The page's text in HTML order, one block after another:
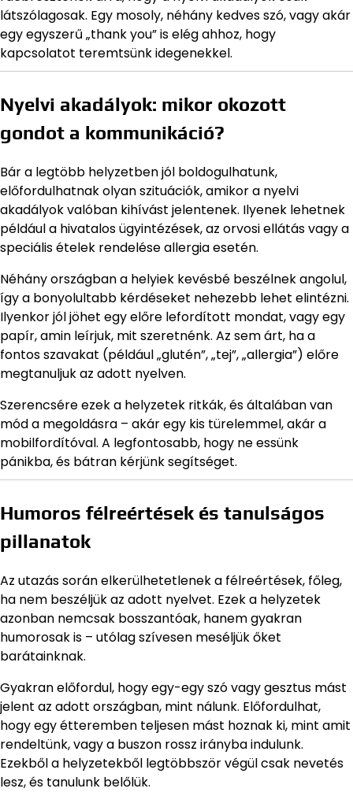
látszólagosak. Egy mosoly, néhány kedves szó, vagy akár
egy egyszerű „thank you” is elég ahhoz, hogy
kapcsolatot teremtsünk idegenekkel.
Nyelvi akadályok: mikor okozott
gondot a kommunikáció?
Bár a legtöbb helyzetben jól boldogulhatunk,
előfordulhatnak olyan szituációk, amikor a nyelvi
akadályok valóban kihívást jelentenek. Ilyenek lehetnek
például a hivatalos ügyintézések, az orvosi ellátás vagy a
speciális ételek rendelése allergia esetén.
Néhány országban a helyiek kevésbé beszélnek angolul,
így a bonyolultabb kérdéseket nehezebb lehet elintézni.
Ilyenkor jól jöhet egy előre lefordított mondat, vagy egy
papír, amin leírjuk, mit szeretnénk. Az sem árt, ha a
fontos szavakat (például „glutén”, „tej”, „allergia”) előre
megtanuljuk az adott nyelven.
Szerencsére ezek a helyzetek ritkák, és általában van
mód a megoldásra – akár egy kis türelemmel, akár a
mobilfordítóval. A legfontosabb, hogy ne essünk
pánikba, és bátran kérjünk segítséget.
Humoros félreértések és tanulságos
pillanatok
Az utazás során elkerülhetetlenek a félreértések, főleg,
ha nem beszéljük az adott nyelvet. Ezek a helyzetek
azonban nemcsak bosszantóak, hanem gyakran
humorosak is – utólag szívesen meséljük őket
barátainknak.
Gyakran előfordul, hogy egy-egy szó vagy gesztus mást
jelent az adott országban, mint nálunk. Előfordulhat,
hogy egy étteremben teljesen mást hoznak ki, mint amit
rendeltünk, vagy a buszon rossz irányba indulunk.
Ezekből a helyzetekből legtöbbször végül csak nevetés
lesz, és tanulunk belőlük.